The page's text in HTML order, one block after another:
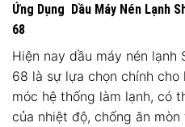
Ứng Dụng Dầu Máy Nén Lạnh
68
Hiện nay dầu máy nén lạnh
68 là sự lựa chọn chính
móc hệ thống làm lạnh, có
của nhiệt độ, chống ăn